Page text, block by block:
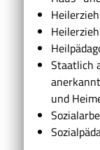
Staatlich
und